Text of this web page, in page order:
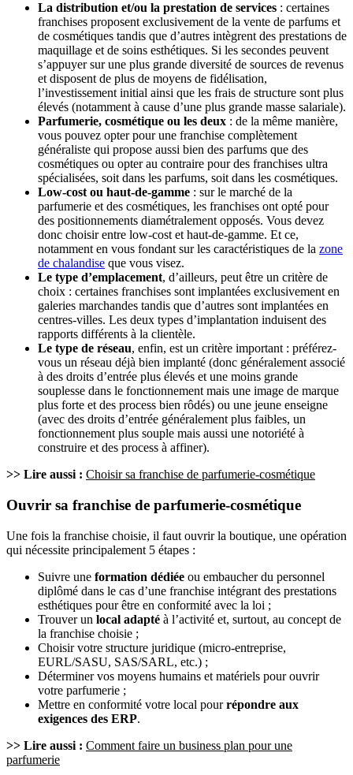
La distribution et/ou la prestation de services : certaines
franchises proposent exclusivement de la vente de parfums et
de cosmétiques tandis que d’autres intègrent des prestations de
maquillage et de soins esthétiques. Si les secondes peuvent
s’appuyer sur une plus grande diversité de sources de revenus
et disposent de plus de moyens de fidélisation,
l’investissement initial ainsi que les frais de structure sont plus
élevés (notamment à cause d’une plus grande masse salariale).
Parfumerie, cosmétique ou les deux : de la même manière,
vous pouvez opter pour une franchise complètement
généraliste qui propose aussi bien des parfums que des
cosmétiques ou opter au contraire pour des franchises ultra
spécialisées, soit dans les parfums, soit dans les cosmétiques.
Low-cost ou haut-de-gamme : sur le marché de la
parfumerie et des cosmétiques, les franchises ont opté pour
des positionnements diamétralement opposés. Vous devez
donc choisir entre low-cost et haut-de-gamme. Et ce,
notamment en vous fondant sur les caractéristiques de la zone
de chalandise que vous visez.
Le type d’emplacement, d’ailleurs, peut être un critère de
choix : certaines franchises sont implantées exclusivement en
galeries marchandes tandis que d’autres sont implantées en
centres-villes. Les deux types d’implantation induisent des
rapports différents à la clientèle.
Le type de réseau, enfin, est un critère important : préférez-
vous un réseau déjà bien implanté (donc généralement associé
à des droits d’entrée plus élevés et une moins grande
souplesse dans le fonctionnement mais une image de marque
plus forte et des process bien rôdés) ou une jeune enseigne
(avec des droits d’entrée généralement plus faibles, un
fonctionnement plus souple mais aussi une notoriété à
construire et des process à affiner).
>> Lire aussi : Choisir sa franchise de parfumerie-cosmétique
Ouvrir sa franchise de parfumerie-cosmétique
Une fois la franchise choisie, il faut ouvrir la boutique, une opération
qui nécessite principalement 5 étapes :
Suivre une formation dédiée ou embaucher du personnel
diplômé dans le cas d’une franchise intégrant des prestations
esthétiques pour être en conformité avec la loi ;
Trouver un local adapté à l’activité et, surtout, au concept de
la franchise choisie ;
Choisir votre structure juridique (micro-entreprise,
EURL/SASU, SAS/SARL, etc.) ;
Déterminer vos moyens humains et matériels pour ouvrir
votre parfumerie ;
Mettre en conformité votre local pourrépondre aux
exigences des ERP.
>> Lire aussi : Comment faire un business plan pour une
parfumerie